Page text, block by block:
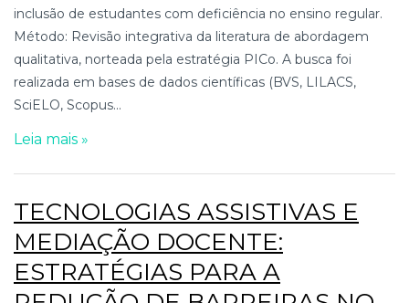
inclusão de estudantes com deficiência no ensino regular.
Método: Revisão integrativa da literatura de abordagem
qualitativa, norteada pela estratégia PICo. A busca foi
realizada em bases de dados científicas (BVS, LILACS,
SciELO, Scopus...
Leia mais »
TECNOLOGIAS ASSISTIVAS E
MEDIAÇÃO DOCENTE:
ESTRATÉGIAS PARA A